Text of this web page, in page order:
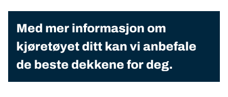
Med mer informasjon om
kjøretøyet ditt kan vi anbefale
de beste dekkene for deg.